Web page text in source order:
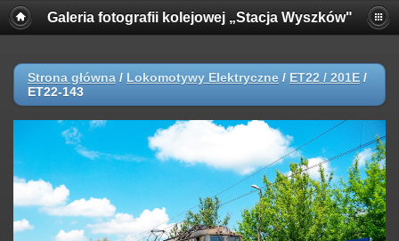
Galeria fotografii kolejowej „Stacja Wyszków"
Strona główna / Lokomotywy Elektryczne / ET22 / 201E /
ET22-143